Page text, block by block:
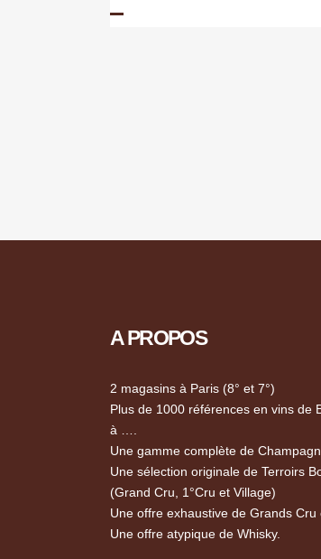
A PROPOS
2 magasins à Paris (8° et 7°)
Plus de 1000 références en vins de
à ….
Une gamme complète de
Une sélection originale de Terroirs
(Grand Cru, 1°Cru et Village)
Une offre exhaustive de Grands
Une offre atypique de Whisky.